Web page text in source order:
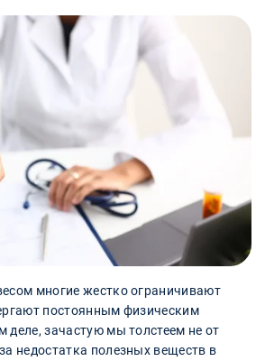
многие жестко ограничивают
постоянным физическим
деле, зачастую мы толстеем не от
недостатка полезных веществ в